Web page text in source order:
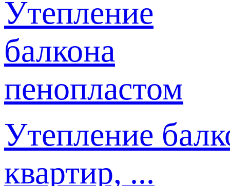
Утепление
квартир, ...